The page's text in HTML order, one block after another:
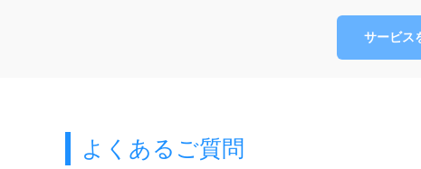
サービス
よくあるご質問